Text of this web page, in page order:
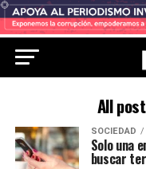
All
SOCIEDAD
Solo una
buscar